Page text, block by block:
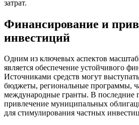
затрат.
Финансирование и
инвестиций
Одним из ключевых аспектов
является обеспечение устойчивого
Источниками средств могут
бюджеты, региональные программы,
международные гранты. В последние
привлечение муниципальных
для стимулирования частных